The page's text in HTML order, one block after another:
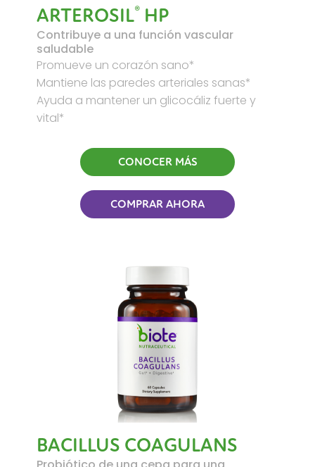
ARTEROSIL® HP
Contribuye a una función vascular
saludable
Promueve un corazón sano*
Mantiene las paredes arteriales sanas*
Ayuda a mantener un glicocáliz fuerte y
vital*
CONOCER MÁS
COMPRAR AHORA
BACILLUS COAGULANS